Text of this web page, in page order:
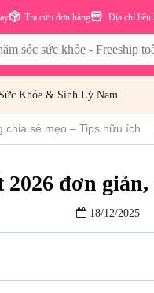
Địa chỉ liên
Tra cứu đơn hàng
Sức Khỏe & Sinh Lý Nam
chia sẻ mẹo – Tips hữu ích
đơn giản,
18/12/2025